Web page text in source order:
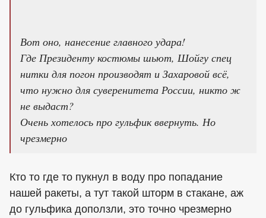
Вот оно, нанесение главного удара!
Где Президенту костюмы шьют, Шойгу спец
нитки для погон производят и Захаровой всё,
что нужно для суверенитета России, никто ж
не выдаст?
Очень хотелось про гульфик ввернуть. Но
чрезмерно
Кто то где то пукнул в воду про попадание
нашей ракеты, а тут такой шторм в стакане, аж
до гульфика доползли, это точно чрезмерно